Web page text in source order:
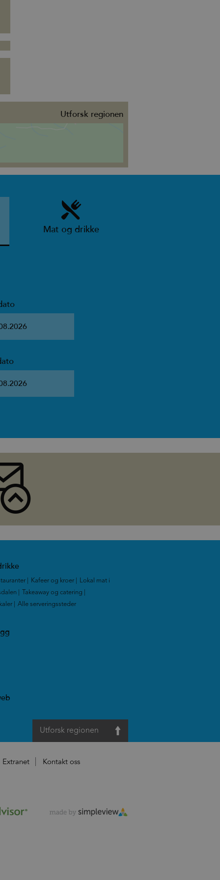
Utforsk regionen
Mat og drikke
Kafeer og kroer
Lokal mat i
Takeaway og catering
Alle serveringssteder
Utforsk regionen
Extranet Kontakt oss